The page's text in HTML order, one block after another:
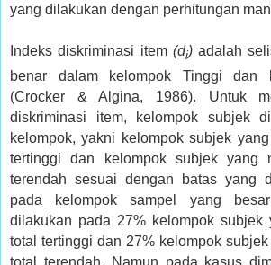
yang dilakukan dengan perhitungan
Indeks diskriminasi item (di)adalah
benar dalam kelompok Tinggi dan
(Crocker & Algina, 1986). Untuk
diskriminasi item, kelompok subjek
kelompok, yakni kelompok subjek
tertinggi dan kelompok subjek yang
terendah sesuai dengan batas yang
pada kelompok sampel yang
dilakukan pada 27% kelompok subjek
total tertinggi dan 27% kelompok